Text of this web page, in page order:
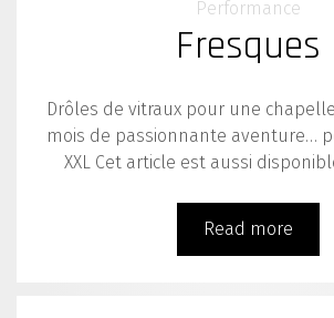
Performance
Fresques
Drôles de vitraux pour une
mois de passionnante aventure…
XXL Cet article est aussi
Read more